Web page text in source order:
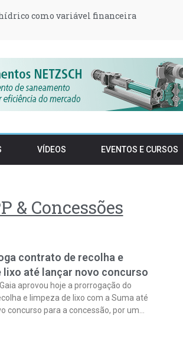
hídrico como variável financeira
de hidrogênio verde da Repsol e
revolução invisível dos têxteis na UE
de abastecimento em produtores de
do Tejo e condicionam construção e
de embalagens pré-SDR após o período
VÍDEOS EVENTOS E CURSOS
& Concessões
contrato de recolha e
lixo até lançar novo concurso
aprovou hoje a prorrogação do
e limpeza de lixo com a Suma até
concurso para a concessão, por um